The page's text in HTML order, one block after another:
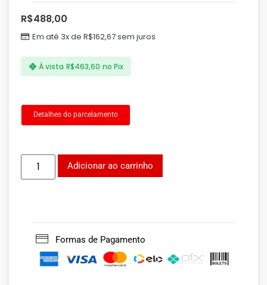
R$488,00
Em até 3x de R$162,67sem juros
À vista R$463,60 no Pix
Detalhes do parcelamento
Adicionar ao carrinho
Formas de Pagamento